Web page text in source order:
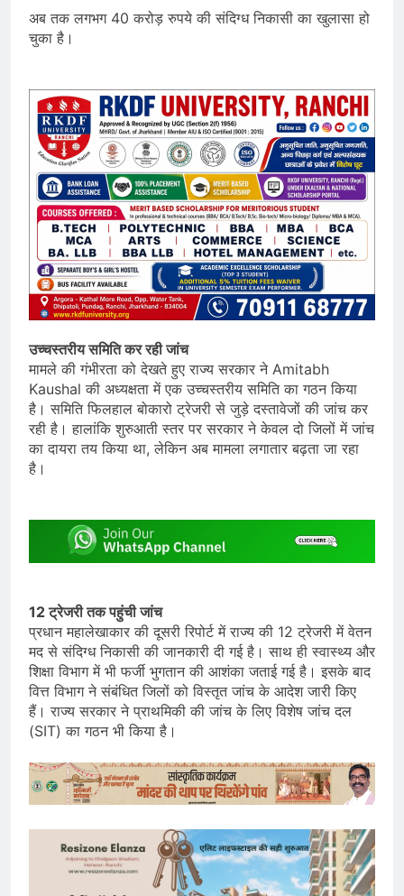
अब तक लगभग 40 करोड़ रुपये की संदिग्ध निकासी का खुलासा हो
चुका है।
उच्चस्तरीय समिति कर रही जांच
मामले की गंभीरता को देखते हुए राज्य सरकार ने Amitabh
Kaushal की अध्यक्षता में एक उच्चस्तरीय समिति का गठन किया
है। समिति फिलहाल बोकारो ट्रेजरी से जुड़े दस्तावेजों की जांच कर
रही है। हालांकि शुरुआती स्तर पर सरकार ने केवल दो जिलों में जांच
का दायरा तय किया था, लेकिन अब मामला लगातार बढ़ता जा रहा
है।
12 ट्रेजरी तक पहुंची जांच
प्रधान महालेखाकार की दूसरी रिपोर्ट में राज्य की 12 ट्रेजरी में वेतन
मद से संदिग्ध निकासी की जानकारी दी गई है। साथ ही स्वास्थ्य और
शिक्षा विभाग में भी फर्जी भुगतान की आशंका जताई गई है। इसके बाद
वित्त विभाग ने संबंधित जिलों को विस्तृत जांच के आदेश जारी किए
हैं। राज्य सरकार ने प्राथमिकी की जांच के लिए विशेष जांच दल
(SIT) का गठन भी किया है।